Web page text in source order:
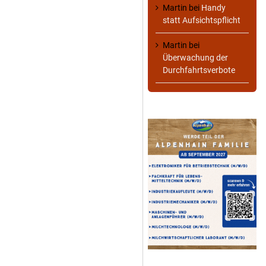
Martin bei Handy
statt Aufsichtspflicht
Martin bei
Überwachung der
Durchfahrtsverbote